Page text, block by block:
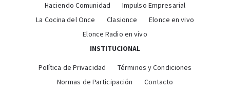
Haciendo Comunidad
Impulso Empresarial
La Cocina del Once
Clasionce
Elonce en vivo
Elonce Radio en vivo
INSTITUCIONAL
Política de Privacidad
Términos y Condiciones
Normas de Participación
Contacto